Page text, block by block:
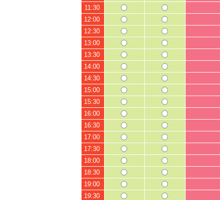
11:30
12:00
12:30
13:00
13:30
14:00
14:30
15:00
15:30
16:00
16:30
17:00
17:30
18:00
18:30
19:00
19:30